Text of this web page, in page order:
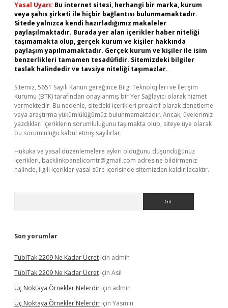
Yasal Uyarı: Bu internet sitesi, herhangi bir marka, kurum
veya şahıs şirketi ile hiçbir bağlantısı bulunmamaktadır.
Sitede yalnızca kendi hazırladığımız makaleler
paylaşılmaktadır. Burada yer alan içerikler haber niteliği
taşımamakta olup, gerçek kurum ve kişiler hakkında
paylaşım yapılmamaktadır. Gerçek kurum ve kişiler ile isim
benzerlikleri tamamen tesadüfidir. Sitemizdeki bilgiler
taslak halindedir ve tavsiye niteliği taşımazlar.
Sitemiz, 5651 Sayılı Kanun gereğince Bilgi Teknolojileri ve İletişim
Kurumu (BTK) tarafından onaylanmış bir Yer Sağlayıcı olarak hizmet
vermektedir. Bu nedenle, sitedeki içerikleri proaktif olarak denetleme
veya araştırma yükümlülüğümüz bulunmamaktadır. Ancak, üyelerimiz
yazdıkları içeriklerin sorumluluğunu taşımakta olup, siteye üye olarak
bu sorumluluğu kabul etmiş sayılırlar.
Hukuka ve yasal düzenlemelere aykırı olduğunu düşündüğünüz
içerikleri, backlinkpanelicomtr@gmail.com adresine bildirmeniz
halinde, ilgili içerikler yasal süre içerisinde sitemizden kaldırılacaktır.
Son yorumlar
Tübi̇Tak 2209 Ne Kadar Ücret için admin
Tübi̇Tak 2209 Ne Kadar Ücret için Asil
Üç Noktaya Örnekler Nelerdir için admin
Üç Noktaya Örnekler Nelerdir için Yasmin